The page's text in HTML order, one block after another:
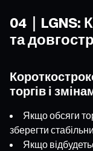
04｜LGNS:
та
торгів і
Якщо обсяги
зберегти
Якщо